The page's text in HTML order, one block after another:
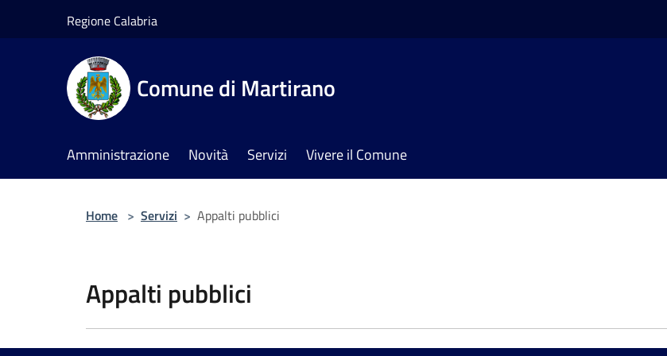
Regione Calabria
Comune di Martirano
Amministrazione Novità Servizi Vivere il Comune
Home > Servizi > Appalti pubblici
Appalti pubblici